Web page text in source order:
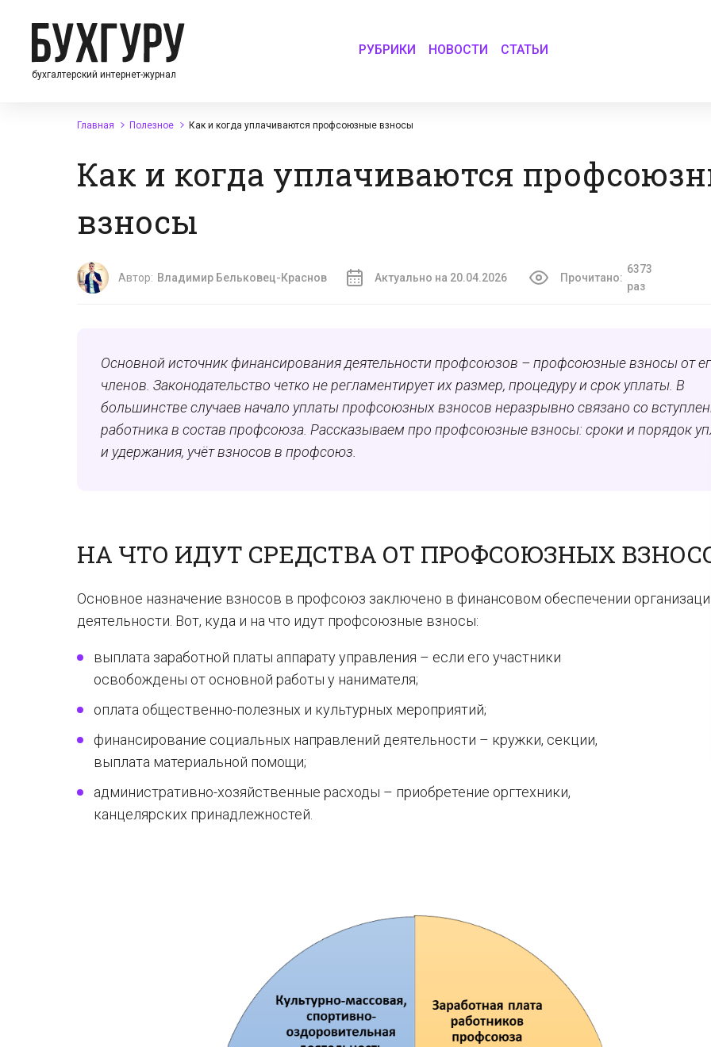
бухгалтерский интернет-журнал
РУБРИКИ НОВОСТИ СТАТЬИ
Главная Полезное Как и когда уплачиваются профсоюзные взносы
Как и когда уплачиваются
взносы
Автор: Владимир Бельковец-Краснов Актуально на 20.04.2026 Прочитано:
6373
раз
Основной источник финансирования деятельности профсоюзов – профсоюзные взносы от
членов. Законодательство четко не регламентирует их размер, процедуру и срок уплаты. В
большинстве случаев начало уплаты профсоюзных взносов неразрывно связано со
работника в состав профсоюза. Рассказываем про профсоюзные взносы: сроки и порядок
и удержания, учёт взносов в профсоюз
НА ЧТО ИДУТ СРЕДСТВА ОТ ПРОФСОЮЗНЫХ
Основное назначение взносов в профсоюз заключено в финансовом обеспечении
деятельности. Вот, куда и на что идут профсоюзные взносы:
выплата заработной платы аппарату управления – если его участники
освобождены от основной работы у нанимателя;
оплата общественно-полезных и культурных мероприятий;
финансирование социальных направлений деятельности – кружки, секции,
выплата материальной помощи;
административно-хозяйственные расходы – приобретение оргтехники,
канцелярских принадлежностей.